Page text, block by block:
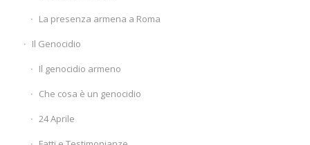
La presenza armena a Roma
Il Genocidio
Il genocidio armeno
Che cosa è un genocidio
24 Aprile